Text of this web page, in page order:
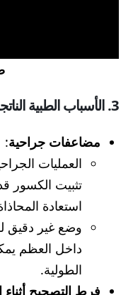
3. الأسباب الطبية الناتجة عن التدخلات الجراحية
مضاعفات جراحية:
العمليات
تثبيت الكسور
استعادة
وضع غير دقيق
داخل العظم
الطولية.
فرط التصحيح أثناء